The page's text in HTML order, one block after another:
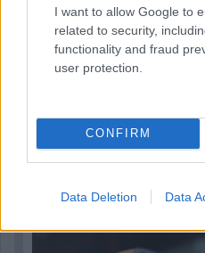
I want to allow Google to
related to security,
functionality and fraud
user protection.
CONFIRM
Data Deletion Data
1
Sajtó: Az Aston Martintól